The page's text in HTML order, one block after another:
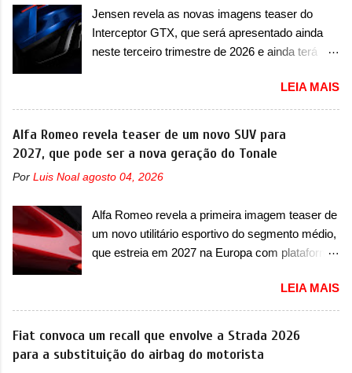
de pré-carga e gateway de domínio de energia.
Há mais quatro recursos de software como
gerenciamento...
italiano tem grande parte no desenvolvimento
do Dune. Baseado no Huracán, o Dune nasce
com uma proposta similar ao que a marca
característico da Rezvani. Junto com as
imagens, a marca já confirmou que o Dune será
um carro muito exclusivo. Ao todo, serão
apenas sete unidades produzidas... para todo
equipado com um motor V10 Supercharger
capaz de desenvolver cerca de 800cv que
separou a performance exótica da aventura i...
Jensen revela as novas imagens teaser do
Interceptor GTX, que será apresentado ainda
neste terceiro trimestre de 2026 e ainda terá
International Automotive (abreviação de JIA)
apresentou uma nova imagem teaser que
mostra como será o Interceptor GTX, o
esportivo que recolocará a marca no mercado.
O granturismo (GT) apareceu em uma nova
imagem de traseira, onde ele aparece o para-
esportivo será apresentado no terceiro trimestre
de 2026, ou seja, acontecerá entre os meses de
julho e setembro (e já estamos em agosto), ou
o dia 30 de setembro. A marca confirmou que
vai apresentar um "protótipo de pré-produção,
de altíssimo desempenho, exclusivo para
pistas" , que vai antecipar as futuras versões de
LEIA MAIS
Alfa Romeo revela teaser de um novo SUV para
2027, que pode ser a nova geração do Tonale
Por Luis Noal agosto 04, 2026
Alfa Romeo revela a primeira imagem teaser de
um novo utilitário esportivo do segmento médio,
que estreia em 2027 na Europa com plataforma
imagem teaser de um novo utilitário esportivo
da marca italiana, previsto para ser lançado em
meados de 2027. O novo modelo não tem
nome ou se é uma nova geração de um modelo
existente, o que poderia acontecer. Sabe-se
LEIA MAIS
Fiat convoca um recall que envolve a Strada 2026
para a substituição do airbag do motorista